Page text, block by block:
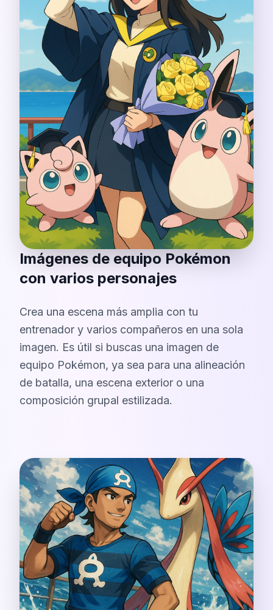
Imágenes de equipo Pokémon
con varios personajes
Crea una escena más amplia con tu
entrenador y varios compañeros en una sola
imagen. Es útil si buscas una imagen de
equipo Pokémon, ya sea para una alineación
de batalla, una escena exterior o una
composición grupal estilizada.